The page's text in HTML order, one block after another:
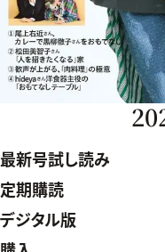
最新号試し読み
定期購読
デジタル版